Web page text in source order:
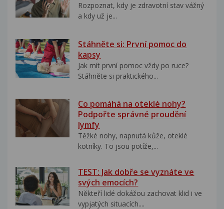
Rozpoznat, kdy je zdravotní stav vážný
a kdy už je...
Stáhněte si: První pomoc do
kapsy
Jak mít první pomoc vždy po ruce?
Stáhněte si praktického...
Co pomáhá na oteklé nohy?
Podpořte správné proudění
lymfy
Těžké nohy, napnutá kůže, oteklé
kotníky. To jsou potíže,...
TEST: Jak dobře se vyznáte ve
svých emocích?
Někteří lidé dokážou zachovat klid i ve
vypjatých situacích....